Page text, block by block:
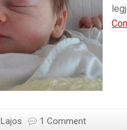
Lajos 1 Comment